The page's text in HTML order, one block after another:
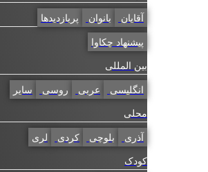
بانوان پربازدیدها
پیشنهاد چکاوا
بین المللی
انگلیسی عربی روسی سایر
محلی
بلوچی کردی لری
کودک